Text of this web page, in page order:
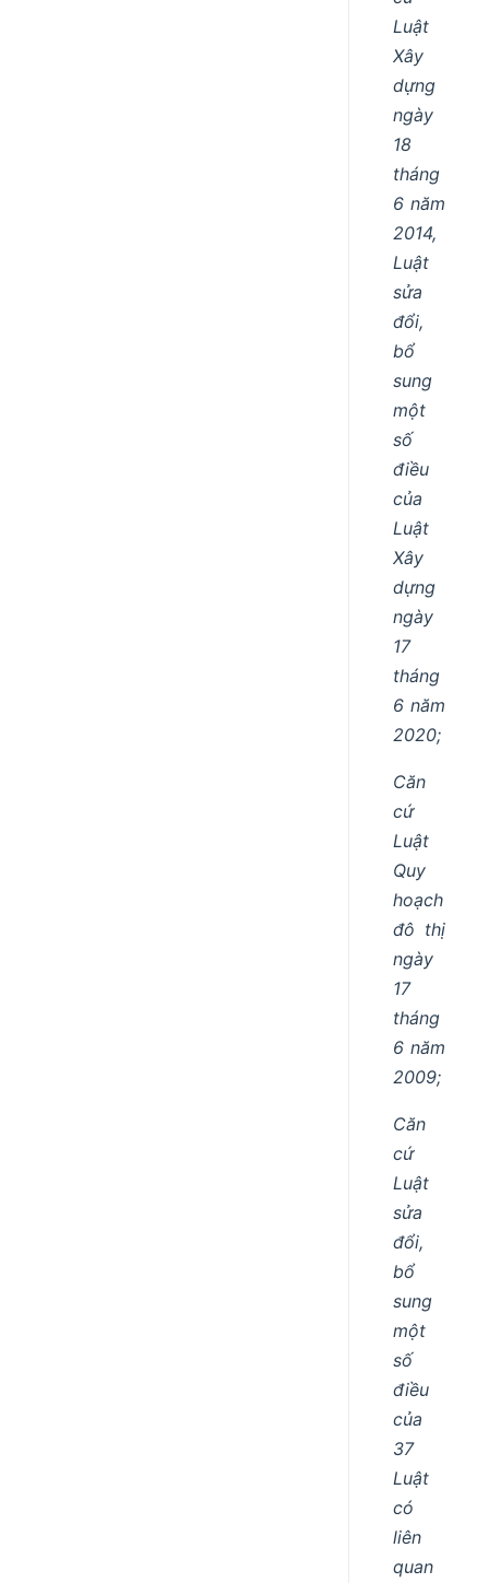
Luật
Xây
dựng
ngày
18
tháng
6 năm
2014,
Luật
sửa
đổi,
bổ
sung
một
số
điều
của
Luật
Xây
dựng
ngày
17
tháng
6 năm
2020;
Căn
cứ
Luật
Quy
hoạch
đô thị
ngày
17
tháng
6 năm
2009;
Căn
cứ
Luật
sửa
đổi,
bổ
sung
một
số
điều
của
37
Luật
có
liên
quan